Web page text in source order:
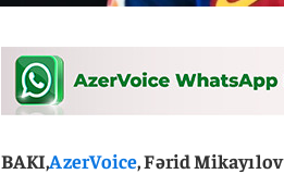
BAKI,AzerVoice, Fərid Mikayılov